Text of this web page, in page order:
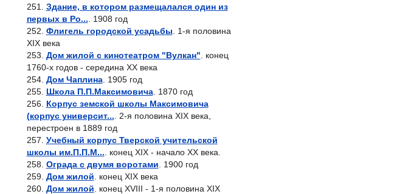
Здание, в котором размещалался один из
первых в Ро... . 1908 год
Флигель городской усадьбы . 1-я половина
XIX века
Дом жилой с кинотеатром "Вулкан" . конец
1760-х годов - середина XX века
Дом Чаплина. 1905 год
Школа П.П.Максимовича. 1870 год
Корпус земской школы Максимовича
(корпус университ... . 2-я половина XIX века,
перестроен в 1889 год
Учебный корпус Тверской учительской
школы им.П.П.М... . конец XIX - начало XX века.
Ограда с двумя воротами . 1900 год
Дом жилой . конец XIX века
Дом жилой . конец XVIII - 1-я половина XIX